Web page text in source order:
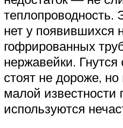
теплопроводность.
нет у появившихся
гофрированных
нержавейки.
стоят не дороже,
малой известности
используются